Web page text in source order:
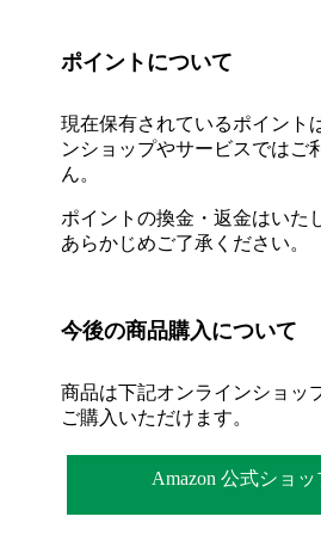
ポイントについて
現在保有されているポイント
ンショップやサービスではご
ん。
ポイントの換金・返金はいた
あらかじめご了承ください。
今後の商品購入について
商品は下記オンラインショッ
ご購入いただけます。
Amazon 公式ショッ